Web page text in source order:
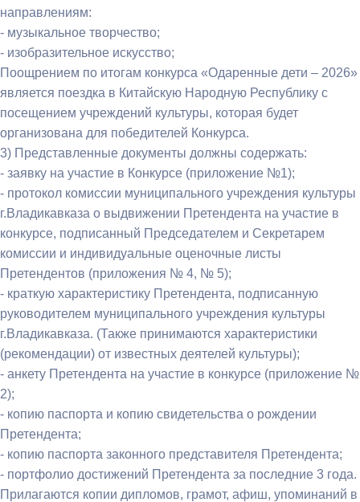
направлениям:
- музыкальное творчество;
- изобразительное искусство;
Поощрением по итогам конкурса «Одаренные дети – 2026»
является поездка в Китайскую Народную Республику с
посещением учреждений культуры, которая будет
организована для победителей Конкурса.
3) Представленные документы должны содержать:
- заявку на участие в Конкурсе (приложение №1);
- протокол комиссии муниципального учреждения культуры
г.Владикавказа о выдвижении Претендента на участие в
конкурсе, подписанный Председателем и Секретарем
комиссии и индивидуальные оценочные листы
Претендентов (приложения № 4, № 5);
- краткую характеристику Претендента, подписанную
руководителем муниципального учреждения культуры
г.Владикавказа. (Также принимаются характеристики
(рекомендации) от известных деятелей культуры);
- анкету Претендента на участие в конкурсе (приложение №
2);
- копию паспорта и копию свидетельства о рождении
Претендента;
- копию паспорта законного представителя Претендента;
- портфолио достижений Претендента за последние 3 года.
Прилагаются копии дипломов, грамот, афиш, упоминаний в